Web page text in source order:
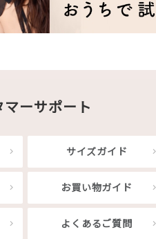
マーサポート
サイズガイド
お買い物ガイド
よくあるご質問